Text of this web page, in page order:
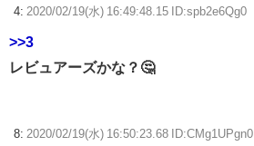
4: 2020/02/19(水) 16:49:48.15 ID:spb2e6Qg0
>>3
レビュアーズかな？🤔
8: 2020/02/19(水) 16:50:23.68 ID:CMg1UPgn0